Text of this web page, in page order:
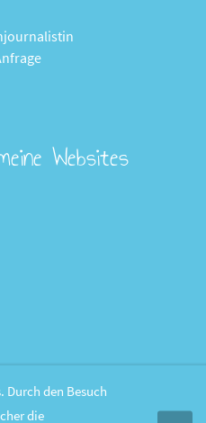
Websites
Durch den Besuch
die